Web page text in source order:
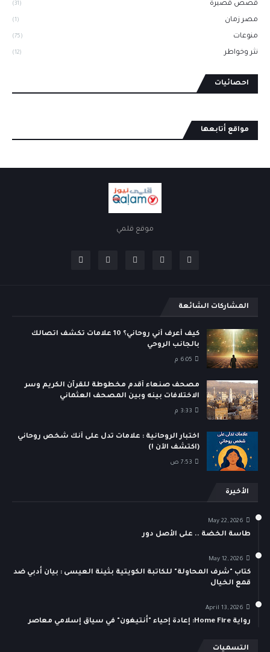
قصص قصيرة (31)
مصر زمان (1)
منوعات (75)
نثر وخواطر (12)
احصائيات
مواقع أتابعها
موقع قلمي
المشاركات الشائعة
كيف أعرف أني روحاني؟ 10 علامات تكشف اتصالك
بالجانب الروحي
6:05 م
مصحف صنعاء أقدم مخطوطة للقرآن الكريم وسر
الاختلافات بينه وبين المصحف العثماني
3:33 م
اختبار الروحانية : علامات تدل على أنك شخص روحاني
(اكتشف الآن !)
7:53 ص
الأخيرة
May 22, 2026
طاسة الخضة .. على الأصل دور
May 12, 2026
كتاب "شرف المحاولة" للكاتبة الكويتية بثينة العيسى : بيان أدبي ضد
قمع الخيال
April 13, 2026
رواية Home Fire: إعادة إحياء "أنتيغون" في سياق إسلامي معاصر
التسميات